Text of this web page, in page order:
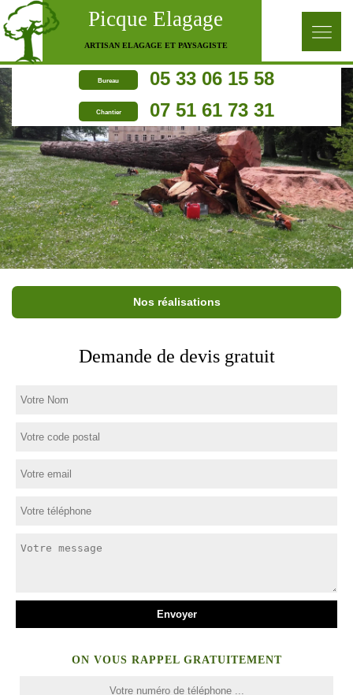
Picque Elagage
ARTISAN ELAGAGE ET PAYSAGISTE
Bureau 05 33 06 15 58
Chantier 07 51 61 73 31
Nos réalisations
Demande de devis gratuit
ON VOUS RAPPEL GRATUITEMENT